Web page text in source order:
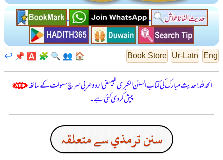
Eng
Ur-Latn
Book Store
🏠
👥
🔍
🧩
🅰️
📌
↩️
الحمدللہ! حدیث مبارک کی کتاب السنن الكبرى للبيهقي اردو عربی سرچ سہولت کے ساتھ
پیش کر دی گئی ہے۔
سنن ترمذي سے متعلقہ